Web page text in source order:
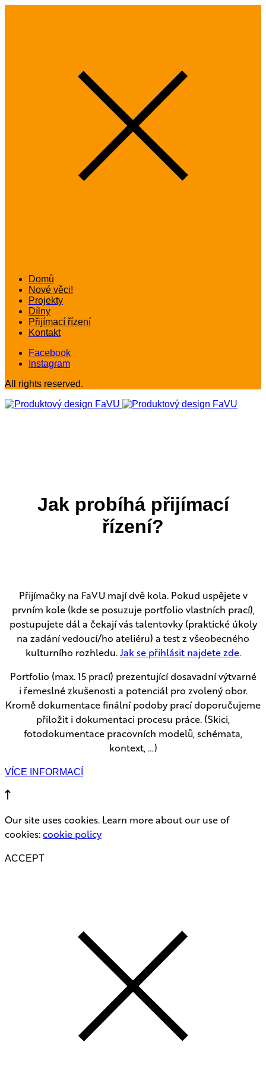
Domů
Nové věci!
Projekty
Dílny
Přijímací řízení
Kontakt
Facebook
Instagram
All rights reserved.
Jak probíhá přijímací
řízení?
Přijímačky na FaVU mají dvě kola. Pokud uspějete v
prvním kole (kde se posuzuje portfolio vlastních prací),
postupujete dál a čekají vás talentovky (praktické úkoly
na zadání vedoucí/ho ateliéru) a test z všeobecného
kulturního rozhledu.Jak se přihlásit najdete zde.
Portfolio (max. 15 prací) prezentující dosavadní výtvarné
i řemeslné zkušenosti a potenciál pro zvolený obor.
Kromě dokumentace finální podoby prací doporučujeme
přiložit i dokumentaci procesu práce. (Skici,
fotodokumentace pracovních modelů, schémata,
kontext, …)
VÍCE INFORMACÍ
Our site uses cookies. Learn more about our use of
cookies:cookie policy
ACCEPT